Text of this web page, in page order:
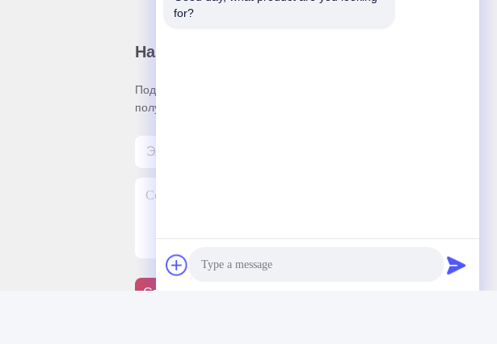
Наш бюллетень
Подпишитесь на нашу информационную рассылку для
получения скидок и прочего.
Свяжитесь С Нами
for?